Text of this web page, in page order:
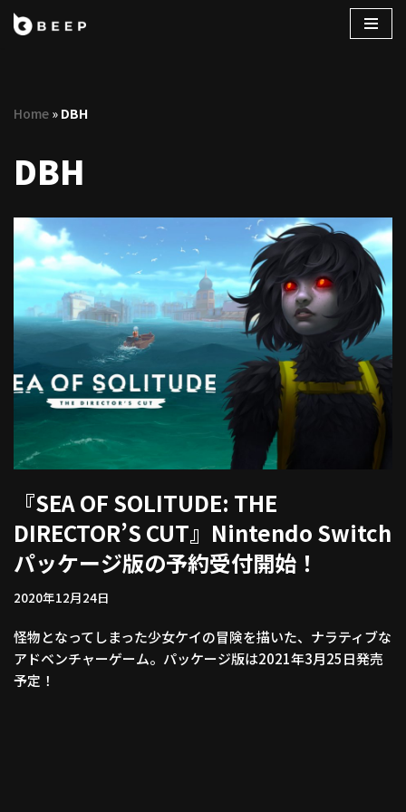
ン
へ
ス
ッ
プ
Home » DBH
DBH
『SEA OF SOLITUDE: THE
DIRECTOR’S CUT』Nintendo Switch
パッケージ版の予約受付開始！
2020年12月24日
怪物となってしまった少女ケイの冒険を描いた、ナラティブな
アドベンチャーゲーム。パッケージ版は2021年3月25日発売
予定！